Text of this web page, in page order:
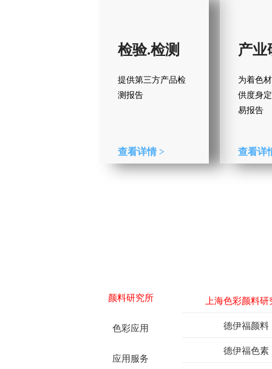
检验.检测
提供第三方产品检
测报告
查看详情 >
产业
为着色
供度身
易报告
查看详
颜料研究所
色彩应用
应用服务
上海色彩颜料研
德伊福颜料
德伊福色素